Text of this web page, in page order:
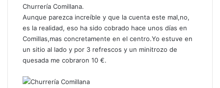
Churrería Comillana.
Aunque parezca increíble y que la cuenta este mal,no,
es la realidad, eso ha sido cobrado hace unos días en
Comillas,mas concretamente en el centro.Yo estuve en
un sitio al lado y por 3 refrescos y un minitrozo de
quesada me cobraron 10 €.